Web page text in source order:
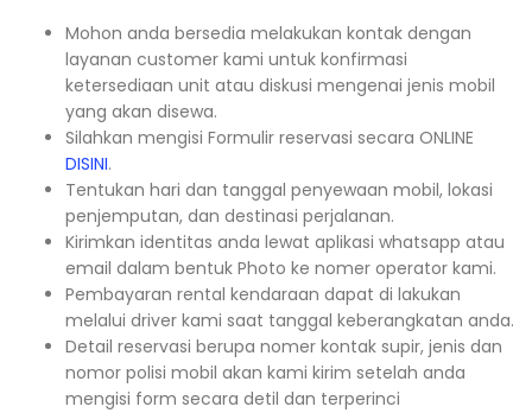
Mohon anda bersedia melakukan kontak dengan
layanan customer kami untuk konfirmasi
ketersediaan unit atau diskusi mengenai jenis mobil
yang akan disewa.
Silahkan mengisi Formulir reservasi secara ONLINE
DISINI.
Tentukan hari dan tanggal penyewaan mobil, lokasi
penjemputan, dan destinasi perjalanan.
Kirimkan identitas anda lewat aplikasi whatsapp atau
email dalam bentuk Photo ke nomer operator kami.
Pembayaran rental kendaraan dapat di lakukan
melalui driver kami saat tanggal keberangkatan anda.
Detail reservasi berupa nomer kontak supir, jenis dan
nomor polisi mobil akan kami kirim setelah anda
mengisi form secara detil dan terperinci